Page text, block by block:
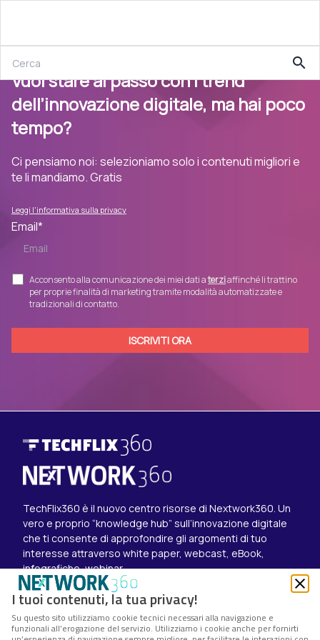
search
Vuoi stare al passo con i trend
dell’innovazione digitale, ma hai poco
tempo?
Ci pensiamo noi: selezioniamo solo i contenuti migliori e
te li mandiamo. Gratis
Leggi l'informativa sulla privacy
Email*
Acconsento alla comunicazione dei miei dati aterziaffinché li trattino
per proprie finalità di marketing tramite modalità automatizzate e
tradizionali di contatto.
TechFlix360 è il nuovo centro risorse di Nextwork360. Un
vero e proprio “knowledge hub” sull’innovazione digitale
che ti consente di approfondire gli argomenti di tuo
interesse attraverso white paper, webcast, eBook,
infografiche, webinar.
Esplora i contenuti
Canali
White paper
Eventi on demand
I tuoi contenuti, la tua privacy!
Su questo sito utilizziamo cookie tecnici necessari alla navigazione e
funzionali all’erogazione del servizio. Utilizziamo i cookie anche per fornirti